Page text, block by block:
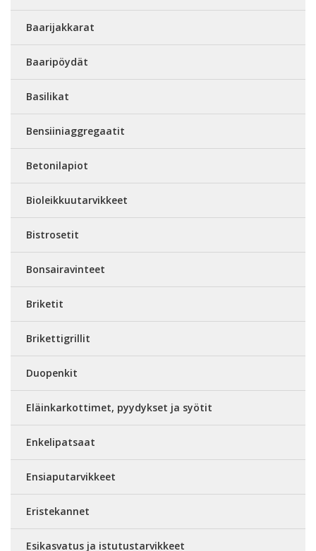
Baarijakkarat
Baaripöydät
Basilikat
Bensiiniaggregaatit
Betonilapiot
Bioleikkuutarvikkeet
Bistrosetit
Bonsairavinteet
Briketit
Brikettigrillit
Duopenkit
Eläinkarkottimet, pyydykset ja syötit
Enkelipatsaat
Ensiaputarvikkeet
Eristekannet
Esikasvatus ja istutustarvikkeet